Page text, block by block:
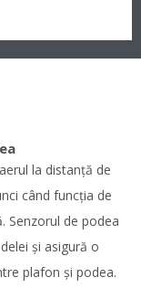
la distanţă de
când funcţia de
Senzorul de podea
şi asigură o
plafon şi podea.